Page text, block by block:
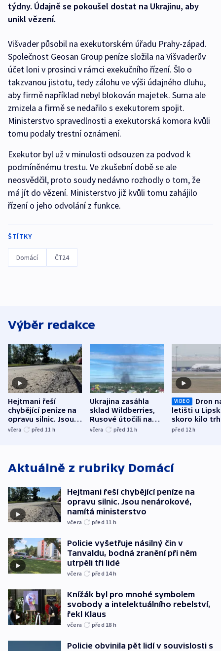
týdny. Údajně se pokoušel dostat na Ukrajinu, aby
unikl vězení.
Višvader působil na exekutorském úřadu Prahy-západ.
Společnost Geosan Group peníze složila na Višvaderův
účet loni v prosinci v rámci exekučního řízení. Šlo o
takzvanou jistotu, tedy zálohu ve výši údajného dluhu,
aby firmě například nebyl blokován majetek. Suma ale
zmizela a firmě se nedařilo s exekutorem spojit.
Ministerstvo spravedlnosti a exekutorská komora kvůli
tomu podaly trestní oznámení.
Exekutor byl už v minulosti odsouzen za podvod k
podmíněnému trestu. Ve zkušební době se ale
neosvědčil, proto soudy nedávno rozhodly o tom, že
má jít do vězení. Ministerstvo již kvůli tomu zahájilo
řízení o jeho odvolání z funkce.
ŠTÍTKY
Domácí ČT24
Výběr redakce
Hejtmani řeší
chybějící peníze na
opravu silnic. Jsou
nenárokové, namítá
včera před 11 h
Ukrajina zasáhla
sklad Wildberries,
Rusové útočili na
trh, hasiče či
včera před 12 h
VIDEO
Dron
letišti u
skoro kilo
indicie
před 12h
Aktuálně z rubriky Domácí
Hejtmani řeší chybějící peníze na
opravu silnic. Jsou nenárokové,
namítá ministerstvo
včera před 11 h
Policie vyšetřuje násilný čin v
Tanvaldu, bodná zranění při něm
utrpěli tři lidé
včera před 14h
Knížák byl pro mnohé symbolem
svobody a intelektuálního rebelství,
řekl Klaus
včera před 18 h
Policie obvinila pět lidí v souvislosti s